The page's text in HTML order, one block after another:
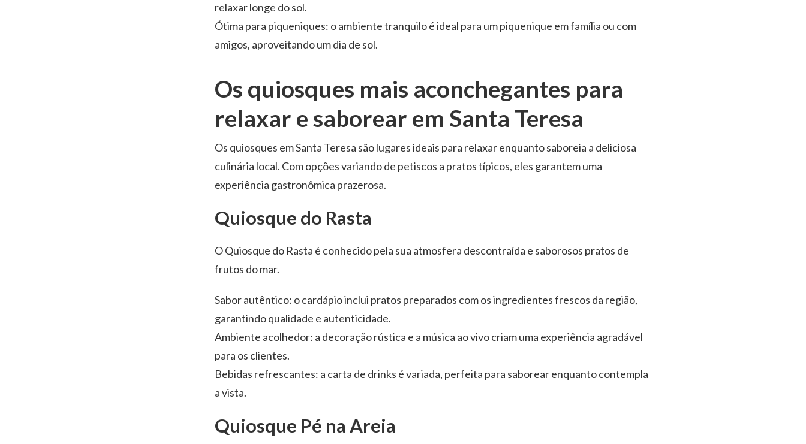
relaxar longe do sol.
Ótima para piqueniques: o ambiente tranquilo é ideal para um piquenique em família ou com
amigos, aproveitando um dia de sol.
Os quiosques mais aconchegantes para
relaxar e saborear em Santa Teresa
Os quiosques em Santa Teresa são lugares ideais para relaxar enquanto saboreia a deliciosa
culinária local. Com opções variando de petiscos a pratos típicos, eles garantem uma
experiência gastronômica prazerosa.
Quiosque do Rasta
O Quiosque do Rasta é conhecido pela sua atmosfera descontraída e saborosos pratos de
frutos do mar.
Sabor autêntico: o cardápio inclui pratos preparados com os ingredientes frescos da região,
garantindo qualidade e autenticidade.
Ambiente acolhedor: a decoração rústica e a música ao vivo criam uma experiência agradável
para os clientes.
Bebidas refrescantes: a carta de drinks é variada, perfeita para saborear enquanto contempla
a vista.
Quiosque Pé na Areia